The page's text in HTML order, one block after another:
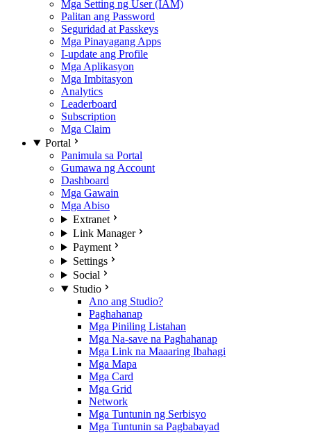
Mga Setting ng User (IAM)
Palitan ang Password
Seguridad at Passkeys
Mga Pinayagang Apps
I-update ang Profile
Mga Aplikasyon
Mga Imbitasyon
Analytics
Leaderboard
Subscription
Mga Claim
Portal
Panimula sa Portal
Gumawa ng Account
Dashboard
Mga Gawain
Mga Abiso
Extranet
Link Manager
Payment
Settings
Social
Studio
Ano ang Studio?
Paghahanap
Mga Piniling Listahan
Mga Na-save na Paghahanap
Mga Link na Maaaring Ibahagi
Mga Mapa
Mga Card
Mga Grid
Network
Mga Tuntunin ng Serbisyo
Mga Tuntunin sa Pagbabayad